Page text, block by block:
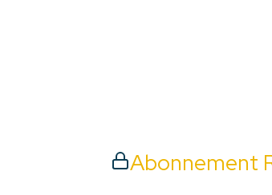
Abonnement